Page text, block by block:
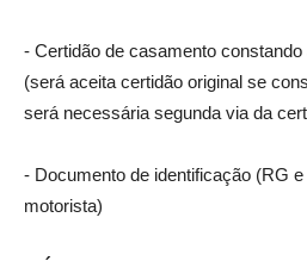
‐ Certidão de casamento
(será aceita certidão original se
será necessária segunda via da
‐ Documento de identificação (RG
motorista)